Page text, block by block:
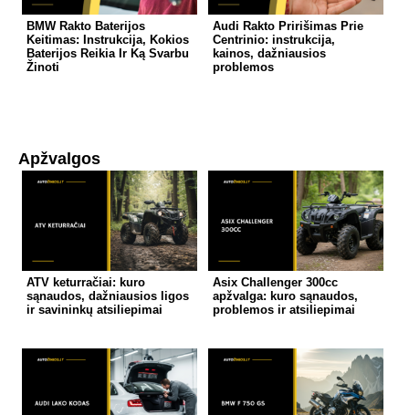
BMW Rakto Baterijos
Keitimas: Instrukcija, Kokios
Baterijos Reikia Ir Ką Svarbu
Žinoti
Audi Rakto Pririšimas Prie
Centrinio: instrukcija,
kainos, dažniausios
problemos
Apžvalgos
ATV keturračiai: kuro
sąnaudos, dažniausios ligos
ir savininkų atsiliepimai
Asix Challenger 300cc
apžvalga: kuro sąnaudos,
problemos ir atsiliepimai